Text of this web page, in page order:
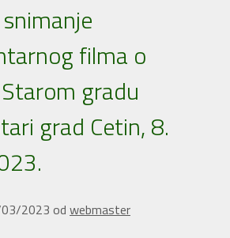
filma o
gradu
grad Cetin, 8.
2023 od webmaster